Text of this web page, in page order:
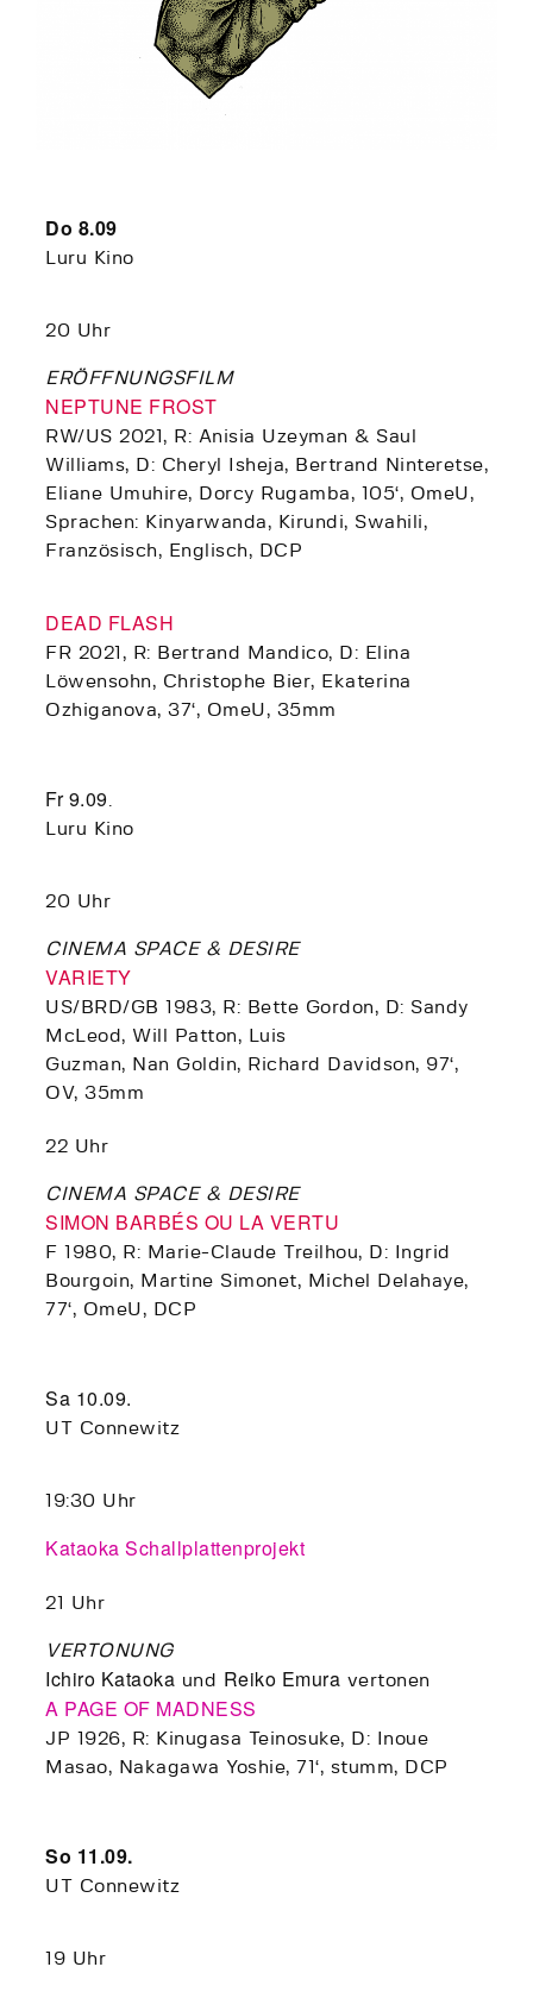
Do 8.09
Luru Kino
20 Uhr
ERÖFFNUNGSFILM
NEPTUNE FROST
RW/US 2021, R: Anisia Uzeyman & Saul
Williams, D: Cheryl Isheja, Bertrand Ninteretse,
Eliane Umuhire, Dorcy Rugamba, 105‘, OmeU,
Sprachen: Kinyarwanda, Kirundi, Swahili,
Französisch, Englisch, DCP
DEAD FLASH
FR 2021, R: Bertrand Mandico, D: Elina
Löwensohn, Christophe Bier, Ekaterina
Ozhiganova, 37‘, OmeU, 35mm
Fr 9.09
Luru Kino
20 Uhr
CINEMA SPACE & DESIRE
VARIETY
US/BRD/GB 1983, R: Bette Gordon, D: Sandy
McLeod, Will Patton, Luis
Guzman, Nan Goldin, Richard Davidson, 97‘,
OV, 35mm
22 Uhr
CINEMA SPACE & DESIRE
SIMON BARBÉS OU LA VERTU
F 1980, R: Marie-Claude Treilhou, D: Ingrid
Bourgoin, Martine Simonet, Michel Delahaye,
77‘, OmeU, DCP
Sa 10.09.
UT Connewitz
19:30 Uhr
Kataoka Schallplattenprojekt
21 Uhr
VERTONUNG
Ichiro Kataoka und Reiko Emura vertonen
A PAGE OF MADNESS
JP 1926, R: Kinugasa Teinosuke, D: Inoue
Masao, Nakagawa Yoshie, 71‘, stumm, DCP
So 11.09.
UT Connewitz
19 Uhr